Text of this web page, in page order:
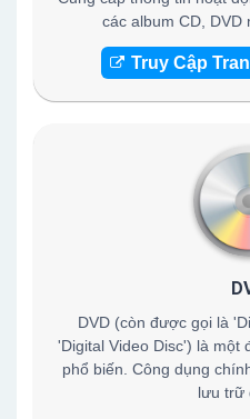
các album CD, DVD
Truy Cập
DVD (còn được gọi là
'Digital Video Disc') là một
phổ biến. Công dụng
lưu trữ